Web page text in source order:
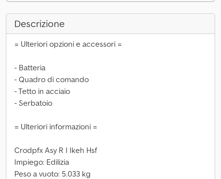
Descrizione
= Ulteriori opzioni e accessori =
- Batteria
- Quadro di comando
- Tetto in acciaio
- Serbatoio
= Ulteriori informazioni =
Crodpfx Asy R I Ikeh Hsf
Impiego: Edilizia
Peso a vuoto: 5.033 kg